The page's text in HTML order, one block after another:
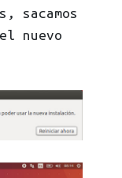
sacamos
nuevo